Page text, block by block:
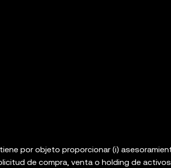
por objeto proporcionar (i)
de compra, venta o holding de